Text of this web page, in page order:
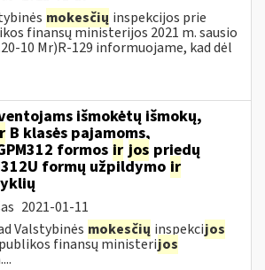
mokesčių inspekcijos prie
finansų ministerijos 2021 m. sausio
10 Mr)R-129 informuojame, kad dėl
išmokėtų išmokų,
B klasės pajamoms,
formos ir jos priedų
formų užpildymo ir
2021-01-11
Valstybinės mokesčių inspekcijos
finansų ministerijos